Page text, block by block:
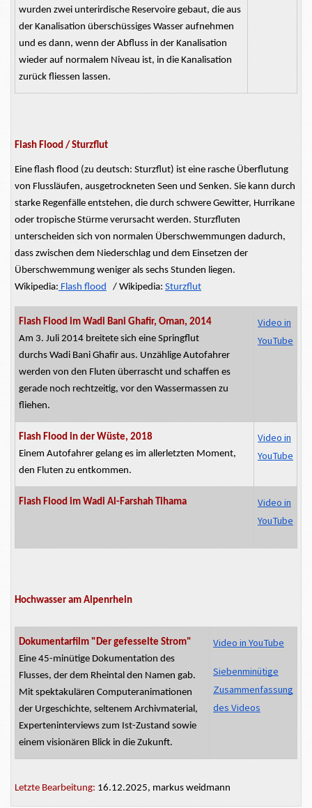
wurden zwei unterirdische Reservoire gebaut, die aus
der Kanalisation überschüssiges Wasser aufnehmen
und es dann, wenn der Abfluss in der Kanalisation
wieder auf normalem Niveau ist, in die Kanalisation
zurück fliessen lassen.
Flash Flood / Sturzflut
Eine flash flood (zu deutsch: Sturzflut) ist eine rasche Überflutung
von Flussläufen, ausgetrockneten Seen und Senken. Sie kann durch
starke Regenfälle entstehen, die durch schwere Gewitter, Hurrikane
oder tropische Stürme verursacht werden. Sturzfluten
unterscheiden sich von normalen Überschwemmungen dadurch,
dass zwischen dem Niederschlag und dem Einsetzen der
Überschwemmung weniger als sechs Stunden liegen.
Wikipedia: Flash flood / Wikipedia: Sturzflut
Flash Flood im Wadi Bani Ghafir, Oman, 2014
Am 3. Juli 2014 breitete sich eine Springflut
durchs Wadi Bani Ghafir aus. Unzählige Autofahrer
werden von den Fluten überrascht und schaffen es
gerade noch rechtzeitig, vor den Wassermassen zu
fliehen.
Video in
YouTube
Flash Flood in der Wüste, 2018
Einem Autofahrer gelang es im allerletzten Moment,
den Fluten zu entkommen.
Video in
YouTube
Flash Flood im Wadi Al-Farshah Tihama
Video in
YouTube
Hochwasser am Alpenrhein
Dokumentarfilm "Der gefesselte Strom"
Eine 45-minütige Dokumentation des
Flusses, der dem Rheintal den Namen gab.
Mit spektakulären Computeranimationen
der Urgeschichte, seltenem Archivmaterial,
Experteninterviews zum Ist-Zustand sowie
einem visionären Blick in die Zukunft.
Video in YouTube
Siebenminütige
Zusammenfassung
des Videos
Letzte Bearbeitung: 16.12.2025, markus weidmann